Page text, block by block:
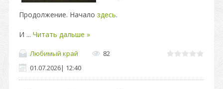
Продолжение. Начало здесь.
И ... Читать дальше »
Любимый край
82
01.07.2026| 12:40